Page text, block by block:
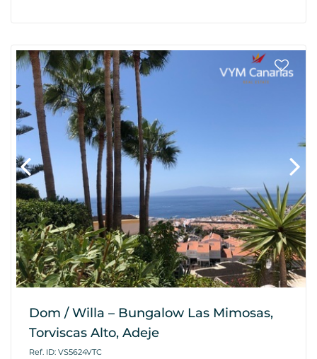
Dom / Willa – Bungalow Las Mimosas,
Torviscas Alto, Adeje
Ref. ID: VS5624VTC